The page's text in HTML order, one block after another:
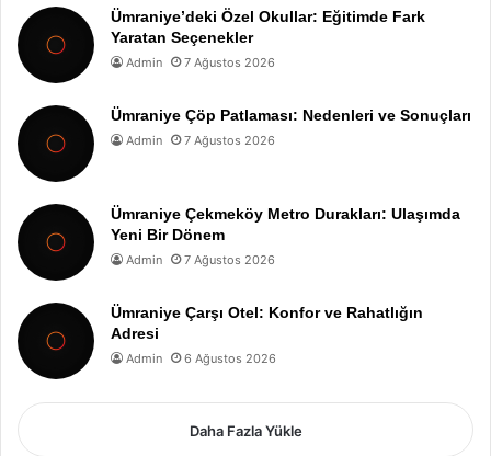
Ümraniye’deki Özel Okullar: Eğitimde Fark
Yaratan Seçenekler
Admin 7 Ağustos 2026
Ümraniye Çöp Patlaması: Nedenleri ve Sonuçları
Admin 7 Ağustos 2026
Ümraniye Çekmeköy Metro Durakları: Ulaşımda
Yeni Bir Dönem
Admin 7 Ağustos 2026
Ümraniye Çarşı Otel: Konfor ve Rahatlığın
Adresi
Admin 6 Ağustos 2026
Daha Fazla Yükle